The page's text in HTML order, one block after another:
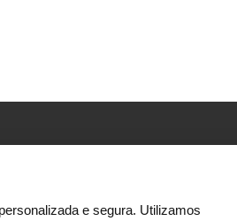
e segura. Utilizamos